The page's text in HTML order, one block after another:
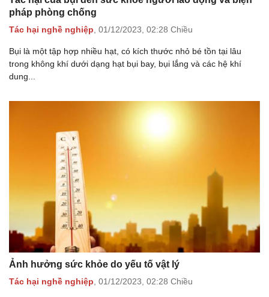
pháp phòng chống
Tác hại nghề nghiệp 01/12/2023, 02:28 Chiều
Bụi là một tập hợp nhiều hạt, có kích thước nhỏ bé tồn tại lâu
trong không khí dưới dạng hạt bụi bay, bụi lắng và các hệ khí
dung...
Ảnh hưởng sức khỏe do yếu tố vật lý
Tác hại nghề nghiệp 01/12/2023, 02:28 Chiều